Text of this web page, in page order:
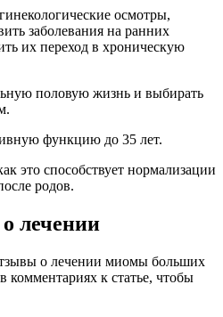
осмотры,
заболевания на ранних
их переход в хроническую
половую жизнь и выбирать
функцию до 35 лет.
это способствует нормализации
родов.
лечении
о лечении миомы больших
комментариях к статье, чтобы